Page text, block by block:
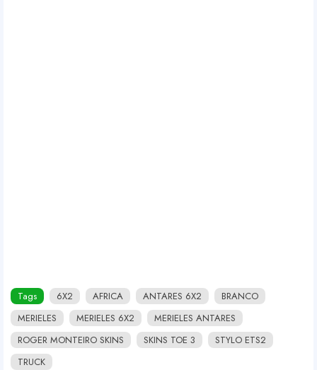
Tags 6X2 AFRICA ANTARES 6X2
BRANCO
MERIELES
MERIELES 6X2
MERIELES ANTARES
ROGER MONTEIRO SKINS
SKINS TOE 3
STYLO ETS2
TRUCK